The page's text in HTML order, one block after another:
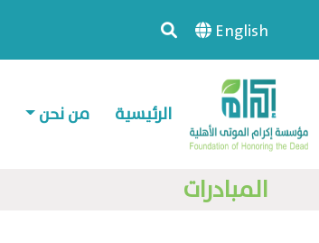
English
الرئيسية من نحن
المبادرات